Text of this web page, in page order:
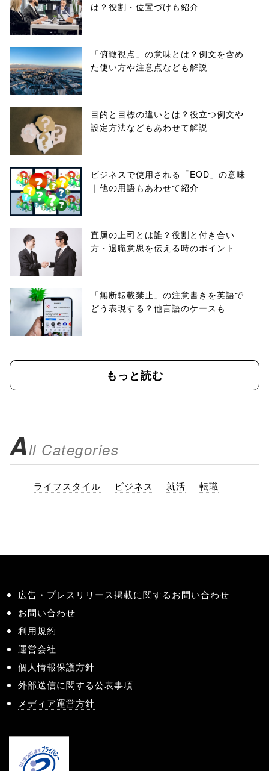
は？役割・位置づけも紹介
「俯瞰視点」の意味とは？例文を含め
た使い方や注意点なども解説
目的と目標の違いとは？役立つ例文や
設定方法などもあわせて解説
ビジネスで使用される「EOD」の意味
｜他の用語もあわせて紹介
直属の上司とは誰？役割と付き合い
方・退職意思を伝える時のポイント
「無断転載禁止」の注意書きを英語で
どう表現する？他言語のケースも
もっと読む
All Categories
ライフスタイル ビジネス 就活 転職
広告・プレスリリース掲載に関するお問い合わせ
お問い合わせ
利用規約
運営会社
個人情報保護方針
外部送信に関する公表事項
メディア運営方針